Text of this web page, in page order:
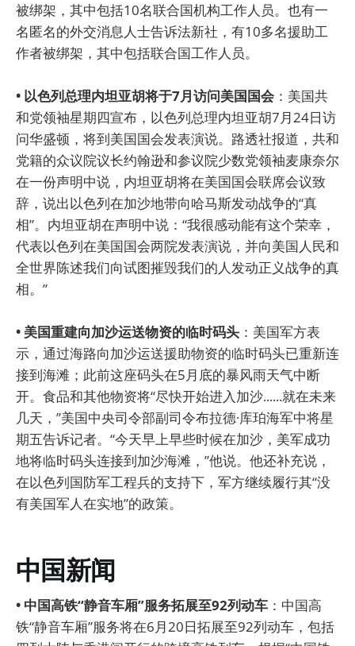
被绑架，其中包括10名联合国机构工作人员。也有一
名匿名的外交消息人士告诉法新社，有10多名援助工
作者被绑架，其中包括联合国工作人员。
• 以色列总理内坦亚胡将于7月访问美国国会 ：美国共
和党领袖星期四宣布，以色列总理内坦亚胡7月24日访
问华盛顿，将到美国国会发表演说。路透社报道，共和
党籍的众议院议长约翰逊和参议院少数党领袖麦康奈尔
在一份声明中说，内坦亚胡将在美国国会联席会议致
辞，说出以色列在加沙地带向哈马斯发动战争的“真
相”。内坦亚胡在声明中说：“我很感动能有这个荣幸，
代表以色列在美国国会两院发表演说，并向美国人民和
全世界陈述我们向试图摧毁我们的人发动正义战争的真
相。”
• 美国重建向加沙运送物资的临时码头 ：美国军方表
示，通过海路向加沙运送援助物资的临时码头已重新连
接到海滩；此前这座码头在5月底的暴风雨天气中断
开。食品和其他物资将“尽快开始进入加沙......就在未来
几天，”美国中央司令部副司令布拉德·库珀海军中将星
期五告诉记者。“今天早上早些时候在加沙，美军成功
地将临时码头连接到加沙海滩，”他说。他还补充说，
在以色列国防军工程兵的支持下，军方继续履行其“没
有美国军人在实地”的政策。
中国新闻
• 中国高铁“静音车厢”服务拓展至92列动车 ：中国高
铁“静音车厢”服务将在6月20日拓展至92列动车，包括